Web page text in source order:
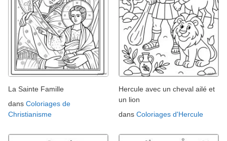
La Sainte Famille
dans Coloriages de
Christianisme
Hercule avec un cheval ailé et
un lion
dans Coloriages d'Hercule